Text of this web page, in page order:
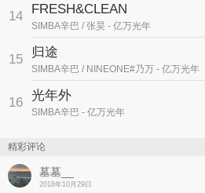
14 FRESH&CLEAN
SIMBA辛巴 / 张昊 - 亿万光年
15 归途
SIMBA辛巴 / NINEONE#乃万 - 亿万光年
16 光年外
SIMBA辛巴 - 亿万光年
精彩评论
墓墓__
2018年10月29日